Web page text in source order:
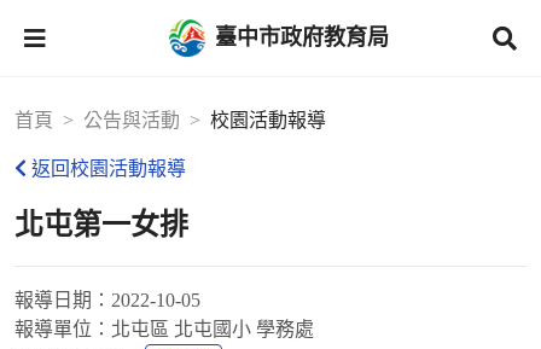
臺中市政府教育局
首頁 公告與活動 校園活動報導
返回校園活動報導
北屯第一女排
報導日期： 2022-10-05
報導單位： 北屯區 北屯國小 學務處